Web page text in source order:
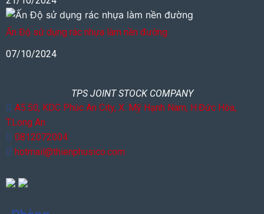
Ấn Độ sử dụng rác nhựa làm nền đường
07/10/2024
TPS JOINT STOCK COMPANY
A5.50, KDC Phúc An City, X. Mỹ Hạnh Nam, H.Đức Hòa,
T.Long An
0812072004
hotmail@thienphusico.com